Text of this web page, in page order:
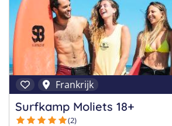
Frankrijk
Surfkamp Moliets 18+
(2)